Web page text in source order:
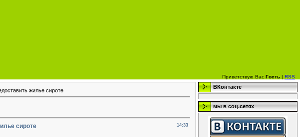
Приветствую Вас Гость | RSS
жилье сироте
14:33
сироте
ВКонтакте
мы в соц.сетях